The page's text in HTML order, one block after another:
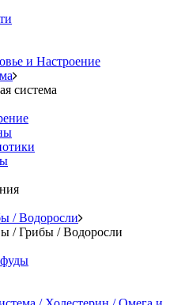
и Настроение
система
/ Водоросли
/ Грибы / Водоросли